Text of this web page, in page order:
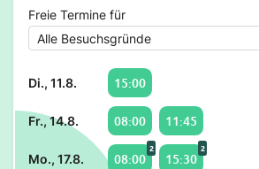
Freie Termine für
Di., 11.8. 15:00
Fr., 14.8. 08:00 11:45
Mo., 17.8. 08:00
2
15:30
2